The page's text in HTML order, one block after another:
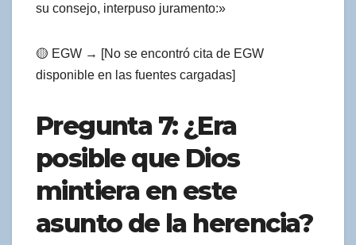
su consejo, interpuso juramento:»
🟡 EGW → [No se encontró cita de EGW
disponible en las fuentes cargadas]
Pregunta 7: ¿Era
posible que Dios
mintiera en este
asunto de la herencia?